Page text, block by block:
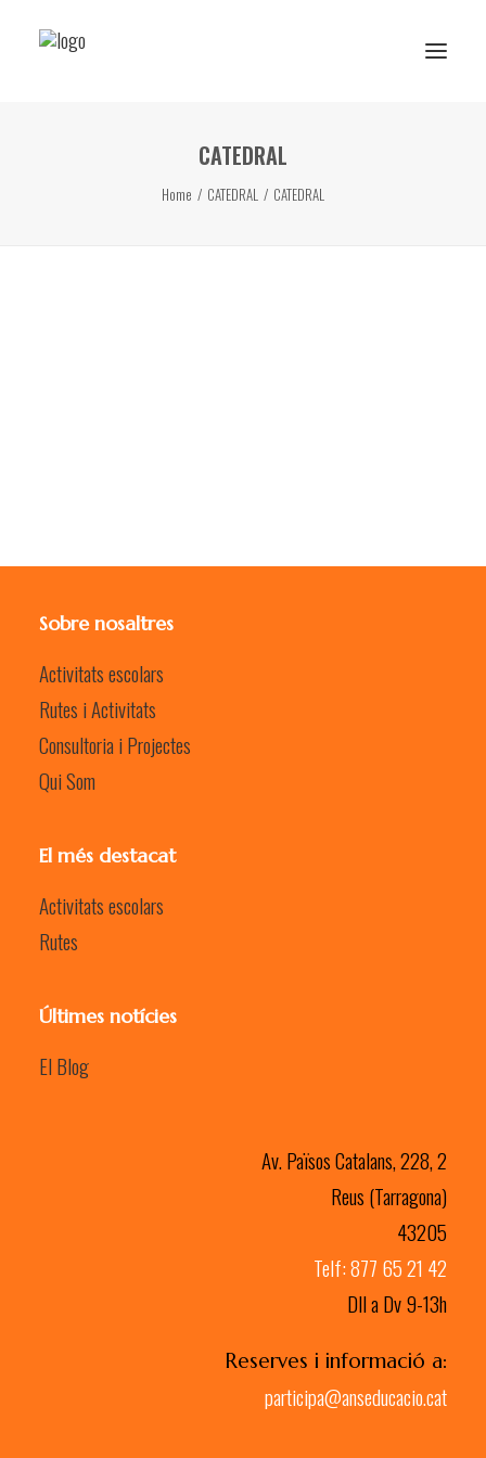
Reserva de rutes i experiènciesCATEDRAL
Home CATEDRAL CATEDRAL
Sobre nosaltres
Activitats escolars
Rutes i Activitats
Consultoria i Projectes
Qui Som
El més destacat
Activitats escolars
Rutes
Últimes notícies
El Blog
Av. Països Catalans, 228, 2
Reus (Tarragona)
43205
Telf: 877 65 21 42
Dll a Dv 9-13h
Reserves i informació a:
participa@anseducacio.cat